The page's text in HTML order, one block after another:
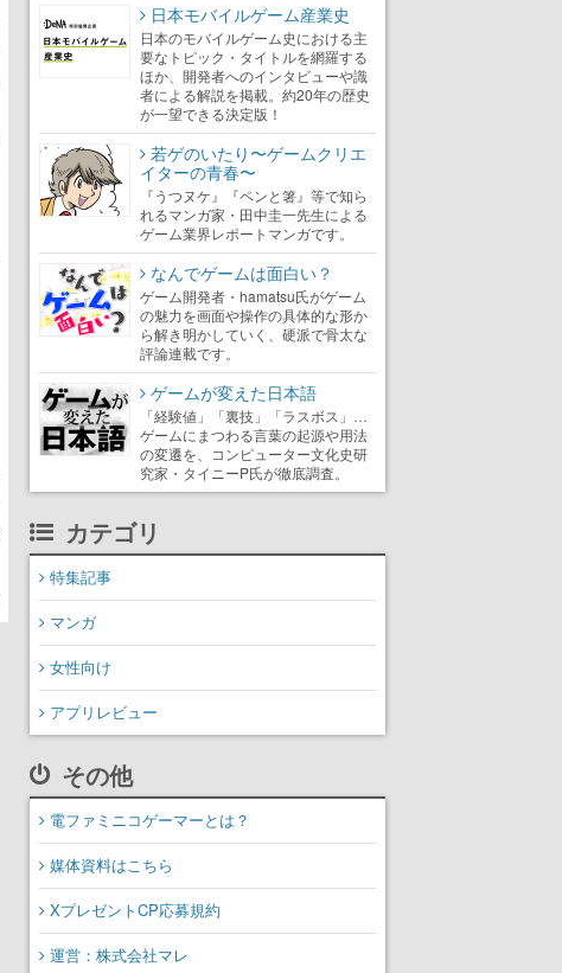
日本モバイルゲーム産業史
日本のモバイルゲーム史における主
要なトピック・タイトルを網羅する
ほか、開発者へのインタビューや識
者による解説を掲載。約20年の歴史
が一望できる決定版！
若ゲのいたり〜ゲームクリエ
イターの青春〜
『うつヌケ』『ペンと箸』等で知ら
れるマンガ家・田中圭一先生による
ゲーム業界レポートマンガです。
なんでゲームは面白い？
ゲーム開発者・hamatsu氏がゲーム
の魅力を画面や操作の具体的な形か
ら解き明かしていく、硬派で骨太な
評論連載です。
ゲームが変えた日本語
「経験値」「裏技」「ラスボス」…
ゲームにまつわる言葉の起源や用法
の変遷を、コンピューター文化史研
究家・タイニーP氏が徹底調査。
カテゴリ
特集記事
マンガ
女性向け
アプリレビュー
その他
電ファミニコゲーマーとは？
媒体資料はこちら
XプレゼントCP応募規約
運営：株式会社マレ